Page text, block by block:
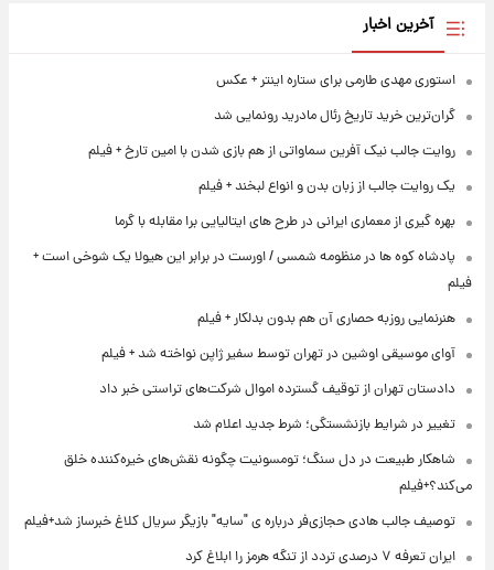
آخرین اخبار
استوری مهدی طارمی برای ستاره اینتر + عکس
گران‌ترین خرید تاریخ رئال مادرید رونمایی شد
روایت جالب نیک آفرین سماواتی از هم بازی شدن با امین تارخ + فیلم
یک روایت جالب از زبان بدن و انواع لبخند + فیلم
بهره گیری از معماری ایرانی در طرح های ایتالیایی برا مقابله با گرما
پادشاه کوه ها در منظومه شمسی / اورست در برابر این هیولا یک شوخی است +
فیلم
هنرنمایی روزبه حصاری آن هم بدون بدلکار + فیلم
آوای موسیقی اوشین در تهران توسط سفیر ژاپن نواخته شد + فیلم
دادستان تهران از توقیف گسترده اموال شرکت‌های تراستی خبر داد
تغییر در شرایط بازنشستگی؛ شرط جدید اعلام شد
شاهکار طبیعت در دل سنگ؛ تومسونیت چگونه نقش‌های خیره‌کننده خلق
می‌کند؟+فیلم
توصیف جالب هادی حجازی‌فر درباره ی "سایه" بازیگر سریال کلاغ خبرساز شد+فیلم
ایران تعرفه ۷ درصدی تردد از تنگه هرمز را ابلاغ کرد